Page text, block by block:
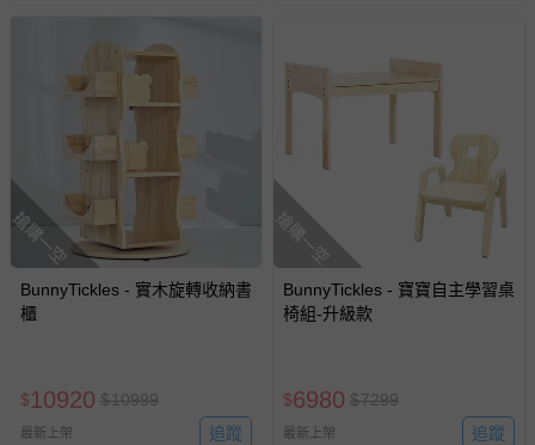
搶購一空
BunnyTickles - 實木旋轉收納書
櫃
$10920 $10999
最新上架 追蹤
搶購一空
BunnyTickles - 寶寶自主學習桌
椅組-升級款
$6980 $7299
最新上架 追蹤